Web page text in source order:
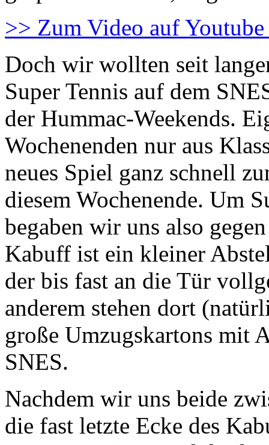
>> Zum Video auf
Doch wir wollten seit
Super Tennis auf dem
der Hummac-Weekends.
Wochenenden nur aus
neues Spiel ganz schnell
diesem Wochenende. Um
begaben wir uns also
Kabuff ist ein kleiner
der bis fast an die Tür
anderem stehen dort
große Umzugskartons mit
SNES.
Nachdem wir uns beide
die fast letzte Ecke des